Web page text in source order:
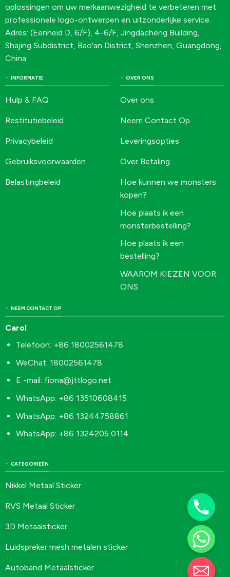
oplossingen om uw merkaanwezigheid te verbeteren met
professionele logo-ontwerpen en uitzonderlijke service.
Adres: (Eenheid D, 6/F), 4-6/F, Jingdacheng Building,
Shajing Subdistrict, Bao'an District, Shenzhen, Guangdong,
China
INFORMATIE
Hulp & FAQ
Restitutiebeleid
Privacybeleid
Gebruiksvoorwaarden
Belastingbeleid
OVER ONS
Over ons
Neem Contact Op
Leveringsopties
Over Betaling
Hoe kunnen we monsters
kopen?
Hoe plaats ik een
monsterbestelling?
Hoe plaats ik een
bestelling?
WAAROM KIEZEN VOOR
ONS
CATEGORIEËN
Nikkel Metaal Sticker
RVS Metaal Sticker
3D Metaalsticker
Luidspreker mesh metalen sticker
Autoband Metaalsticker
NEEM CONTACT OP
Carol
Telefoon: +86 18002561478
WeChat: 18002561478
E -mail: fiona@jttlogo.net
WhatsApp: +86 13510608415
WhatsApp: +86 13244758861
WhatsApp: +86 1324205 0114